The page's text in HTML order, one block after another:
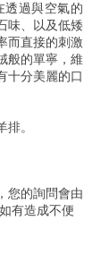
透過與空氣的
味、以及低矮
而直接的刺激
般的單寧，維
十分美麗的口
。
，您的詢問會由
有造成不便